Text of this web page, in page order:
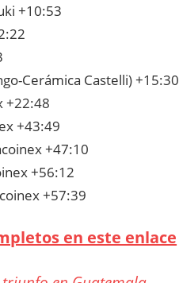
+10:53
Cerámica Castelli) +15:30
+22:48
+43:49
+47:10
+56:12
+57:39
en este enlace